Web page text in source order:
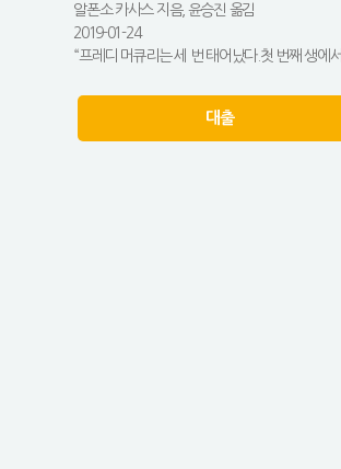
알폰소 카사스 지음, 윤승진 옮김
2019-01-24
“프레디 머큐리는 세 번 태어났다.첫 번째 생에
대출